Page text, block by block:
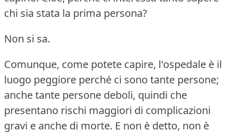
chi sia stata la prima persona?
Non si sa.
Comunque, come potete capire, l'ospedale è il
luogo peggiore perché ci sono tante persone;
anche tante persone deboli, quindi che
presentano rischi maggiori di complicazioni
gravi e anche di morte. E non è detto, non è